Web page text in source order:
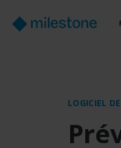
LOGICIEL